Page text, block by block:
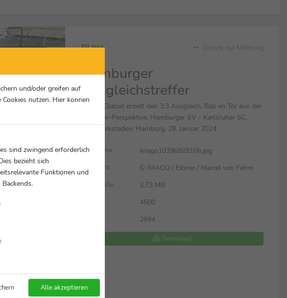
Bild Zurück zur Meldung
Hamburger
Ausgleichstreffer
Robert Glatzel erzielt den 3:3 Ausgleich, Ball im Tor aus der
Hintertor-Perspektive, Hamburger SV - Karlsruher SC,
Volksparkstadion Hamburg, 28. Januar 2024
Dateiname imago1039692810h.jpg
Copyright © IMAGO / Eibner / Marcel von Fehrn
Dateigröße 2.73 MB
4500
2994
Download
und/oder greifen auf
nutzen. Hier können
sind zwingend erforderlich
bezieht sich
Funktionen und
Alle akzeptieren